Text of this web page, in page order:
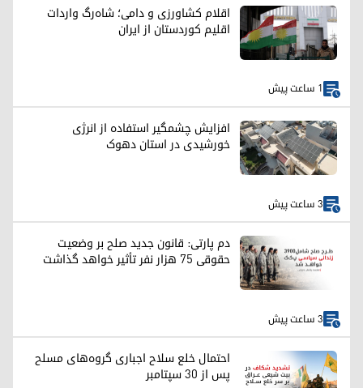
اقلام کشاورزی و دامی؛ شاه‌رگ واردات
اقلیم کوردستان از ایران
1 ساعت پیش
افزایش چشمگیر استفاده از انرژی
خورشیدی در استان دهوک
3 ساعت پیش
دم پارتی: قانون جدید صلح بر وضعیت
حقوقی ۷۵ هزار نفر تأثیر خواهد گذاشت
3 ساعت پیش
احتمال خلع سلاح اجباری گروه‌های مسلح
پس از ۳۰ سپتامبر